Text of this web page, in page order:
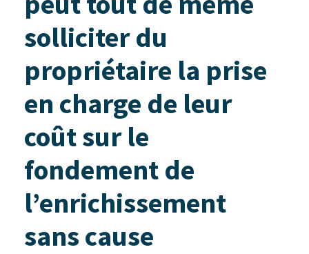
solliciter du
propriétaire la prise
en charge de leur
coût sur le
fondement de
l’enrichissement
sans cause